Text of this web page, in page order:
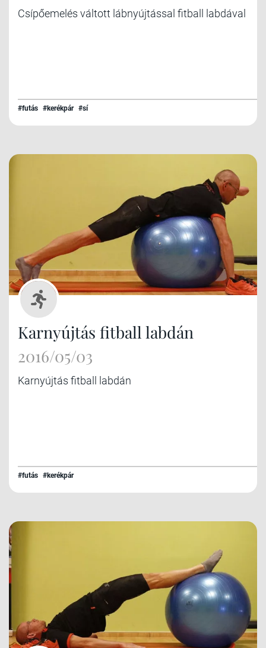
Csípőemelés váltott lábnyújtással fitball labdával
#futás #kerékpár #sí
Karnyújtás fitball labdán
2016/05/03
Karnyújtás fitball labdán
#futás #kerékpár